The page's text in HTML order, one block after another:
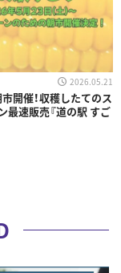
2026.05.21
開催！収穫したてのス
最速販売『道の駅 すご